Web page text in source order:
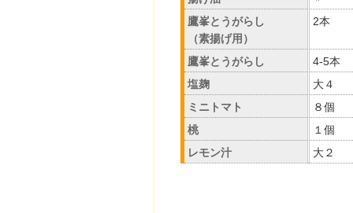
鷹峯とうがらし
（素揚げ用）
2本
鷹峯とうがらし
4-5本
塩麹
大４
ミニトマト
８個
桃
１個
レモン汁
大２